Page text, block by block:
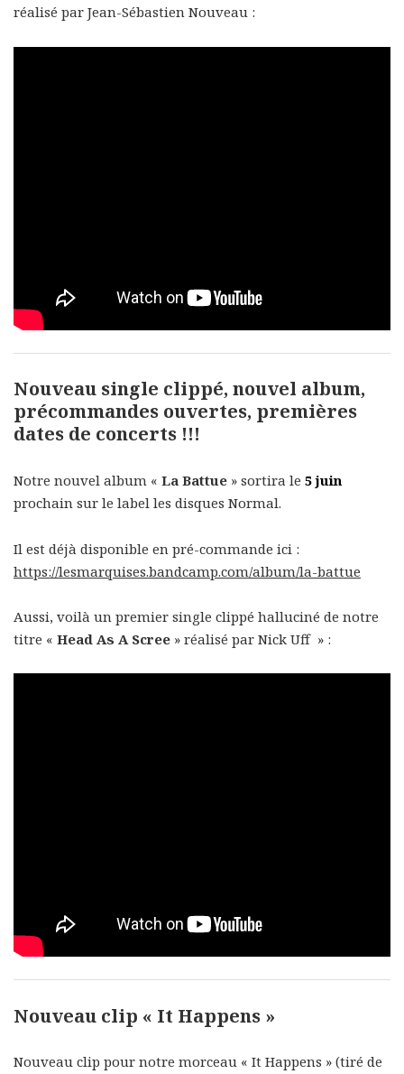
réalisé par Jean-Sébastien Nouveau :
Nouveau single clippé, nouvel album,
précommandes ouvertes, premières
dates de concerts !!!
Notre nouvel album « La Battue » sortira le 5 juin
prochain sur le label les disques Normal.
Il est déjà disponible en pré-commande ici :
https://lesmarquises.bandcamp.com/album/la-battue
Aussi, voilà un premier single clippé halluciné de notre
titre « Head As A Scree » réalisé par Nick Uff » :
Nouveau clip « It Happens »
Nouveau clip pour notre morceau « It Happens » (tiré de